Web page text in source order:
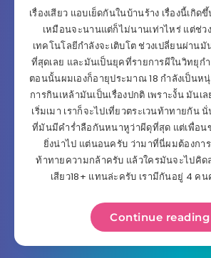
เรื่องเสียว แอบเย็ดกันในบ้านร้าง เรื่องนี้เกิ
เหมือนจะนานแต่ก็ไม่นานเท่าไหร่ แต่ช่ว
เทคโนโลยีกำลังจะเติบโต ช่วงเปลี่ยนผ่าน
ที่สุดเลย และมันเป็นยุคที่รายการผีในวิทยุกำ
ตอนนั้นผมเองก็อายุประมาณ 18 กำลังเป็นห
การกินเหล้ามันเป็นเรื่องปกติ เพราะงั้น มันเ
เริ่มเมา เราก็จะไปเที่ยวตระเวนท้าทายกัน
ที่มันมีคำร่ำลือกันหนาหูว่าผีดุที่สุด แต่เพื่อน
ยิ่งน่าไป แต่นอนครับ ว่ามาที่นี่ผมต้องกา
ท้าทายความกล้าครับ แล้วใครมันจะไปคิด
เสียว18+ แทนล่ะครับ เรามีกันอยู่ 4 ค
Continue reading